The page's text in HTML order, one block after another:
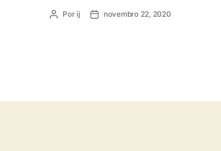
A
o
Por ij
D
b
novembro 22, 2020